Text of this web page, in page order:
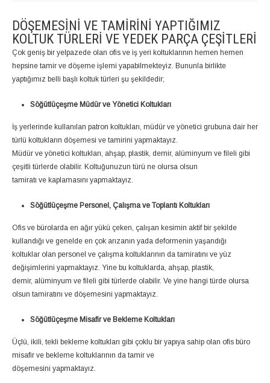
DÖŞEMESINI VE TAMIRINI YAPTIĞIMIZ
KOLTUK TÜRLERI VE YEDEK PARÇA ÇEŞITLERI
Çok geniş bir yelpazede olan ofis ve iş yeri koltuklarının hemen hemen
hepsine tamir ve döşeme işlemi yapabilmekteyiz. Bununla birlikte
yaptığımız belli başlı koltuk türleri şu şekildedir;
Söğütlüçeşme Müdür ve Yönetici Koltukları
İş yerlerinde kullanılan patron koltukları, müdür ve yönetici grubuna dair her
türlü koltukların döşemesi ve tamirini yapmaktayız.
Müdür ve yönetici koltukları, ahşap, plastik, demir, alüminyum ve fileli gibi
çeşitli türlerde olabilir. Koltuğunuzun türü ne olursa olsun
tamiratı ve kaplamasını yapmaktayız.
Söğütlüçeşme Personel, Çalışma ve Toplantı Koltukları
Ofis ve bürolarda en ağır yükü çeken, çalışan kesimin aktif bir şekilde
kullandığı ve genelde en çok arızanın yada deformenin yaşandığı
koltuklar olan personel ve çalışma koltuklarının da tamiratını ve yüz
değişimlerini yapmaktayız. Yine bu koltuklarda, ahşap, plastik,
demir, alüminyum ve fileli gibi türlerde olabilir. Ve yine hangi türde olursa
olsun tamiratını ve döşemesini yapmaktayız.
Söğütlüçeşme Misafir ve Bekleme Koltukları
Üçlü, ikili, tekli bekleme koltukları gibi çoklu bir yapıya sahip olan ofis büro
misafir ve bekleme koltuklarının da tamir ve
döşemesini yapmaktayız.